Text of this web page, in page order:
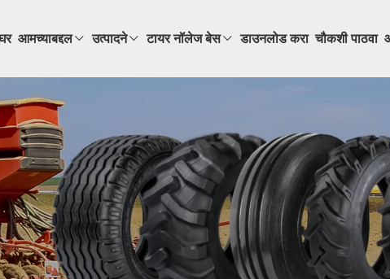
आमच्याबद्दल उत्पादने टायर नॉलेज बेस डाउनलोड करा चौकशी पाठवा